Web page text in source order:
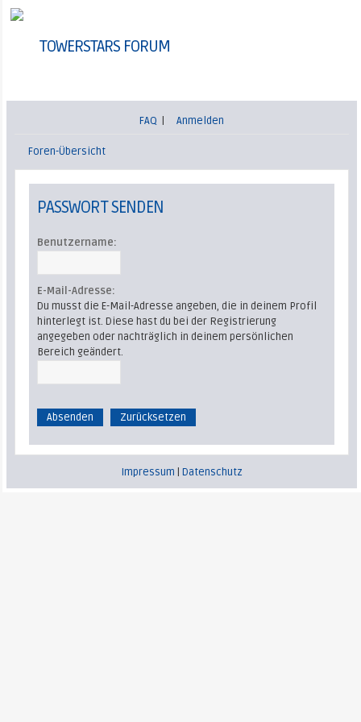
TOWERSTARS FORUM
FAQ Anmelden
Foren-Übersicht
PASSWORT SENDEN
Benutzername:
E-Mail-Adresse:
Du musst die E-Mail-Adresse angeben, die in deinem Profil
hinterlegt ist. Diese hast du bei der Registrierung
angegeben oder nachträglich in deinem persönlichen
Bereich geändert.
Impressum |Datenschutz